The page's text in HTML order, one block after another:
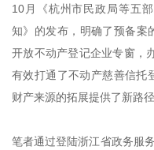
10月《杭州市民政局等五
知》的发布，明确了预备案
开放不动产登记企业专窗，
有效打通了不动产慈善信托
财产来源的拓展提供了新路径
笔者通过登陆浙江省政务服